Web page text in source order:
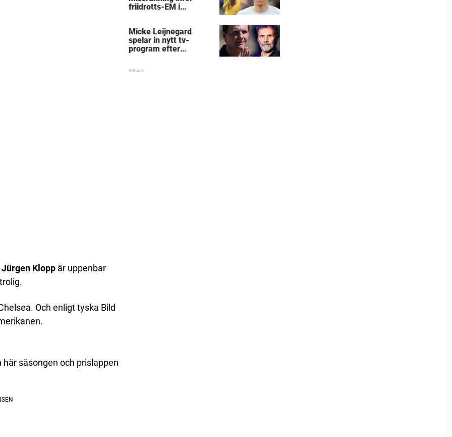
Jürgen Klopp är uppenbar
Och enligt tyska Bild
säsongen och prislappen
friidrotts-EM i
Micke Leijnegard
spelar in nytt tv-
program efter